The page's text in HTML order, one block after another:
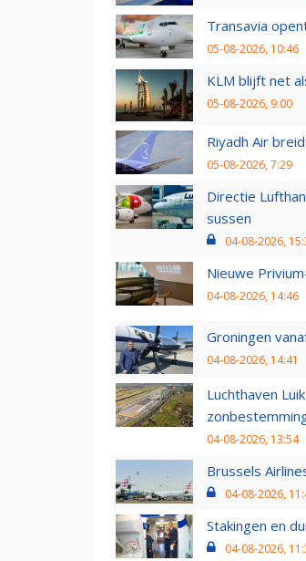
Transavia
05-08-2026, 10:46
KLM blijft net
05-08-2026, 9:00
Riyadh Air
05-08-2026, 7:29
Directie
sussen
04-08-2026,
Nieuwe
04-08-2026, 14:46
Groningen
04-08-2026, 14:41
Luchthaven
04-08-2026, 13:54
Brussels
04-08-2026,
Stakingen en
04-08-2026,